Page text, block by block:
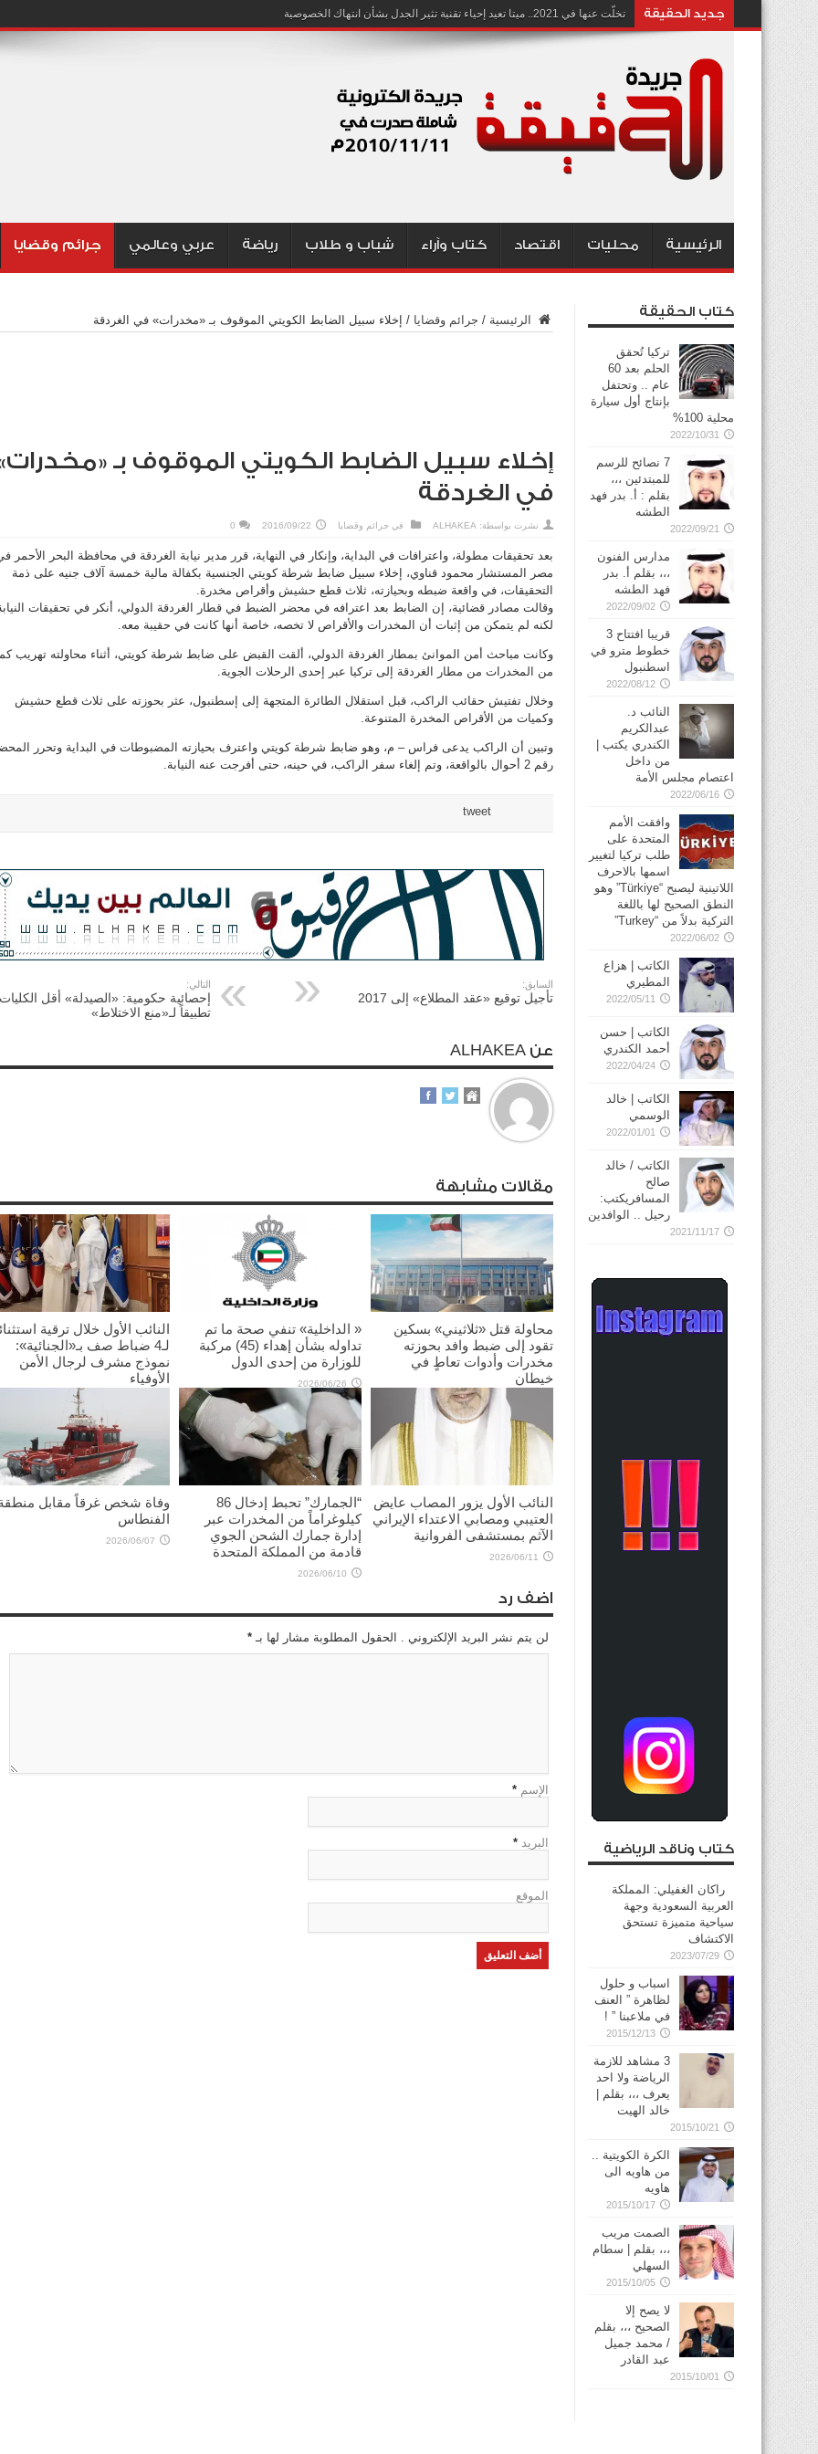
جديد الحقيقة تخلّت عنها في 2021.. ميتا تعيد إحياء تقنية تثير الجدل بشأن انتهاك الخصوصية
الرئيسية محليات اقتصاد كتاب وآراء شباب و طلاب رياضة عربي وعالمي جرائم وقضايا
الرئيسية / جرائم وقضايا / إخلاء سبيل الضابط الكويتي الموقوف بـ «مخدرات» في الغردقة
إخلاء سبيل الضابط الكويتي الموقوف بـ
في الغردقة
نشرت بواسطة: ALHAKEA في جرائم وقضايا 2016/09/22
0
بعد تحقيقات مطولة، واعترافات في البداية، وإنكار في النهاية، قرر مدير نيابة الغردقة في محافظة البحر الأحمر
مصر المستشار محمود قناوي، إخلاء سبيل ضابط شرطة كويتي الجنسية بكفالة مالية خمسة آلاف جنيه على ذمة
التحقيقات، في واقعة ضبطه وبحيازته، ثلاث قطع حشيش وأقراص مخدرة.
وقالت مصادر قضائية، إن الضابط بعد اعترافه في محضر الضبط في قطار الغردقة الدولي، أنكر في تحقيقات
لكنه لم يتمكن من إثبات أن المخدرات والأقراص لا تخصه، خاصة أنها كانت في حقيبة معه.
وكانت مباحث أمن الموانئ بمطار الغردقة الدولي، ألقت القبض على ضابط شرطة كويتي، أثناء محاولته تهريب
من المخدرات من مطار الغردقة إلى تركيا عبر إحدى الرحلات الجوية.
وخلال تفتيش حقائب الراكب، قبل استقلال الطائرة المتجهة إلى إسطنبول، عثر بحوزته على ثلاث قطع حشيش
وكميات من الأقراص المخدرة المتنوعة.
وتبين أن الراكب يدعى فراس – م، وهو ضابط شرطة كويتي واعترف بحيازته المضبوطات في البداية وتحرر
رقم 2 أحوال بالواقعة، وتم إلغاء سفر الراكب، في حينه، حتى أفرجت عنه النيابة.
tweet
السابق:
تأجيل توقيع «عقد المطلاع» إلى 2017
التالي:
إحصائية حكومية: «الصيدلة» أقل الكليات
تطبيقاً لـ«منع الاختلاط»
عن ALHAKEA
مقالات مشابهة
محاولة قتل «ثلاثيني» بسكين
تقود إلى ضبط وافد بحوزته
مخدرات وأدوات تعاطٍ في
خيطان
2026/06/26
« الداخلية» تنفي صحة ما تم
تداوله بشأن إهداء (45) مركبة
للوزارة من إحدى الدول
2026/06/26
النائب الأول خلال ترقية
لـ4 ضباط صف بـ«الجنائية»:
نموذج مشرف لرجال الأمن
الأوفياء
النائب الأول يزور المصاب عايض
العتيبي ومصابي الاعتداء الإيراني
الآثم بمستشفى الفروانية
2026/06/11
“الجمارك” تحبط إدخال 86
كيلوغراماً من المخدرات عبر
إدارة جمارك الشحن الجوي
قادمة من المملكة المتحدة
2026/06/10
وفاة شخص غرقاً مقابل
الفنطاس
2026/06/07
اضف رد
لن يتم نشر البريد الإلكتروني . الحقول المطلوبة مشار لها بـ *
الإسم *
البريد *
الموقع
كتاب الحقيقة
تركيا تُحقق
الحلم بعد 60
عام .. وتحتفل
بإنتاج أول سيارة
محلية 100%
2022/10/31
7 نصائح للرسم
للمبتدئين ،،،
بقلم : أ. بدر فهد
الطشه
2022/09/21
مدارس الفنون
،،، بقلم أ. بدر
فهد الطشه
2022/09/02
قريبا افتتاح 3
خطوط مترو في
2022/08/12
النائب د.
عبدالكريم
الكندري يكتب |
من داخل
اعتصام مجلس الأمة
2022/06/16
وافقت الأمم
المتحدة على
طلب تركيا لتغيير
اسمها بالاحرف
اللاتينية ليصبح “Türkiye” وهو
النطق الصحيح لها باللغة
التركية بدلاً من “Turkey”
2022/06/02
الكاتب | هزاع
المطيري
2022/05/11
الكاتب | حسن
أحمد الكندري
2022/04/24
الكاتب | خالد
الوسمي
2022/01/01
الكاتب / خالد
صالح
المسافريكتب:
رحيل .. الوافدين
2021/11/17
كتاب وناقد الرياضية
راكان الغفيلي: المملكة
العربية السعودية وجهة
سياحية متميزة تستحق
الاكتشاف
2023/07/29
اسباب و حلول
لظاهرة ” العنف
في ملاعبنا ” !
2015/12/13
3 مشاهد للازمة
الرياضة ولا احد
يعرف ،،، بقلم |
خالد الهيت
2015/10/21
الكرة الكويتية ..
من هاويه الى
هاويه
2015/10/17
الصمت مريب
،،، بقلم | سطام
السهلي
2015/10/05
لا يصح إلا
الصحيح ،،، بقلم
/ محمد جميل
عبد القادر
2015/10/01